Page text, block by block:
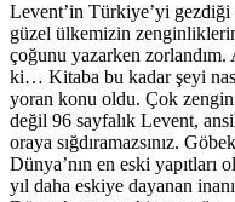
Levent’in Türkiye’yi gezdiği
güzel ülkemizin
çoğunu yazarken zorlandım.
ki… Kitaba bu kadar şeyi
yoran konu oldu. Çok
değil 96 sayfalık Levent,
oraya sığdıramazsınız.
Dünya’nın en eski yapıtları
yıl daha eskiye dayanan